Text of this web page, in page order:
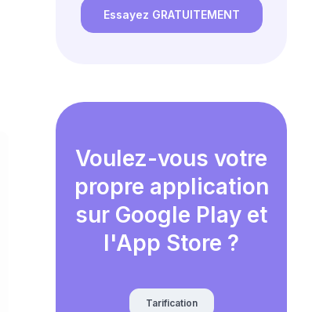
Essayez GRATUITEMENT
Voulez-vous votre
propre application
sur Google Play et
l'App Store ?
Tarification